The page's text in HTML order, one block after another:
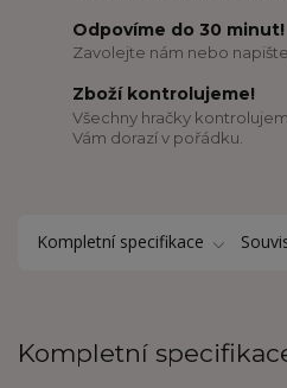
Odpovíme do 30 minut!
Zavolejte nám nebo
Zboží kontrolujeme!
Všechny hračky
Vám dorazí v pořádku.
Kompletní specifikace
Kompletní